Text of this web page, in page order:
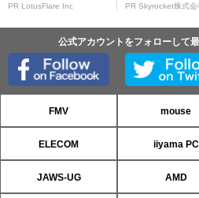
PR LotusFlare Inc PR Skyrocket株式会
公式アカウントをフォローして
FMV mouse
ELECOM iiyama PC
JAWS-UG AMD